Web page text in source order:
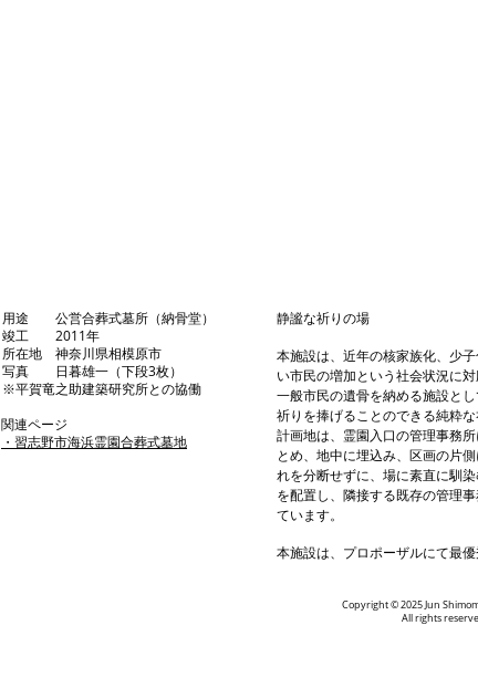
用途 公営合葬式墓所（納骨堂）
竣工 2011年
所在地 神奈川県相模原市
写真 日暮雄一（下段3枚）
※平賀竜之助建築研究所との協働
静謐な祈りの場
本施設は、近年の核家族化、少
い市民の増加という社会状況に
一般市民の遺骨を納める施設と
祈りを捧げることのできる純粋
計画地は、霊園入口の管理事務
とめ、地中に埋込み、区画の片
れを分断せずに、場に素直に馴
を配置し、隣接する既存の管理
ています。
本施設は、プロポーザルにて最
関連ページ
​・習志野市海浜霊園合葬式墓地
Copyright © 2025 Jun
All rights